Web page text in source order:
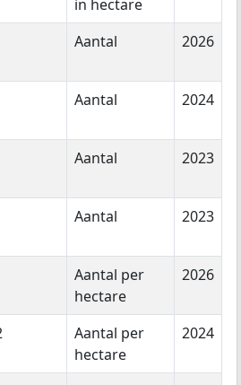
in hectare
Aantal 2026
Aantal 2024
Aantal 2023
Aantal 2023
Aantal per
hectare
2026
Aantal per
hectare
2024